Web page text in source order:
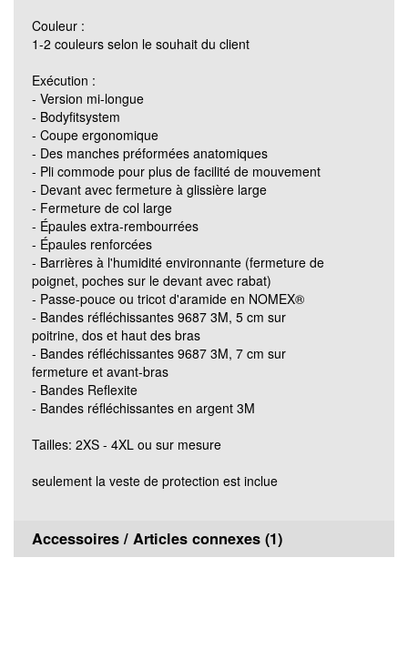
XXLN
3XLK
3XLN
3XLL
Couleur :
1-2 couleurs selon le souhait du client
Exécution :
- Version mi-longue
- Bodyfitsystem
- Coupe ergonomique
- Des manches préformées anatomiques
- Pli commode pour plus de facilité de mouvement
- Devant avec fermeture à glissière large
- Fermeture de col large
- Épaules extra-rembourrées
- Épaules renforcées
- Barrières à l'humidité environnante (fermeture de
poignet, poches sur le devant avec rabat)
- Passe-pouce ou tricot d'aramide en NOMEX®
- Bandes réfléchissantes 9687 3M, 5 cm sur
poitrine, dos et haut des bras
- Bandes réfléchissantes 9687 3M, 7 cm sur
fermeture et avant-bras
- Bandes Reflexite
- Bandes réfléchissantes en argent 3M
Tailles: 2XS - 4XL ou sur mesure
seulement la veste de protection est inclue
Accessoires / Articles connexes (1)